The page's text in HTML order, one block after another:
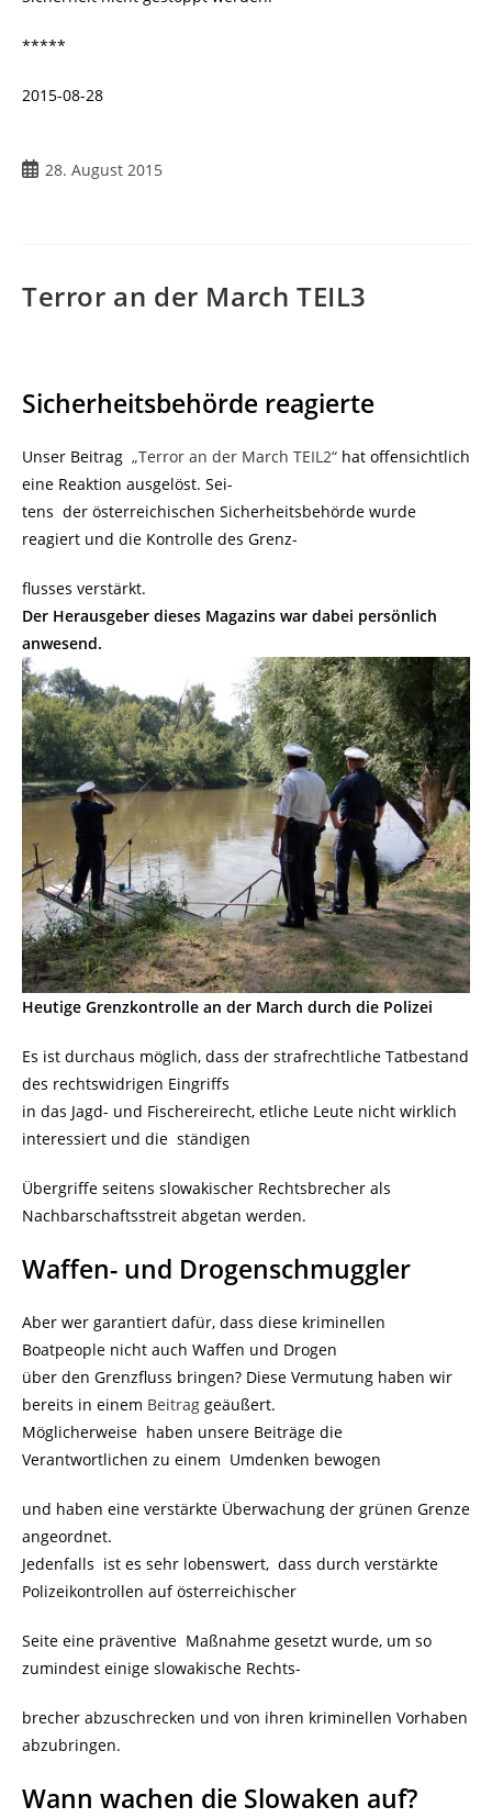
*****
2015-08-28
28. August 2015
Terror an der March TEIL3
Sicherheitsbehörde reagierte
Unser Beitrag „Terror an der March TEIL2“ hat offensichtlich
eine Reaktion ausgelöst. Sei-
tens der österreichischen Sicherheitsbehörde wurde
reagiert und die Kontrolle des Grenz-
flusses verstärkt.
Der Herausgeber dieses Magazins war dabei persönlich
anwesend.
Heutige Grenzkontrolle an der March durch die Polizei
Es ist durchaus möglich, dass der strafrechtliche Tatbestand
des rechtswidrigen Eingriffs
in das Jagd- und Fischereirecht, etliche Leute nicht wirklich
interessiert und die ständigen
Übergriffe seitens slowakischer Rechtsbrecher als
Nachbarschaftsstreit abgetan werden.
Waffen- und Drogenschmuggler
Aber wer garantiert dafür, dass diese kriminellen
Boatpeople nicht auch Waffen und Drogen
über den Grenzfluss bringen? Diese Vermutung haben wir
bereits in einem Beitrag geäußert.
Möglicherweise haben unsere Beiträge die
Verantwortlichen zu einem Umdenken bewogen
und haben eine verstärkte Überwachung der grünen Grenze
angeordnet.
Jedenfalls ist es sehr lobenswert, dass durch verstärkte
Polizeikontrollen auf österreichischer
Seite eine präventive Maßnahme gesetzt wurde, um so
zumindest einige slowakische Rechts-
brecher abzuschrecken und von ihren kriminellen Vorhaben
abzubringen.
Wann wachen die Slowaken auf?